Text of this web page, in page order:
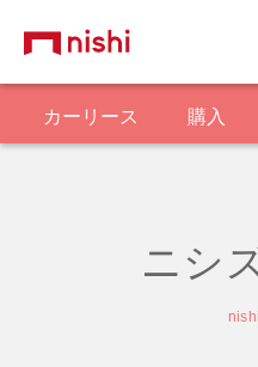
カーリース 購入
ニシ